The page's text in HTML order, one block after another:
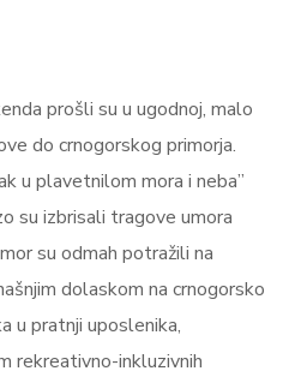
prošli su u ugodnoj, malo
do crnogorskog primorja.
u plavetnilom mora i neba”
su izbrisali tragove umora
su odmah potražili na
dolaskom na crnogorsko
u pratnji uposlenika,
rekreativno-inkluzivnih